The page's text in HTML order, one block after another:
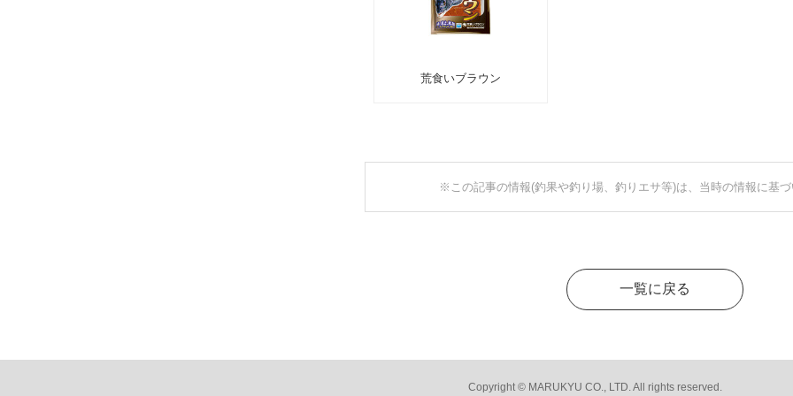
荒食いブラウン
※この記事の情報(釣果や釣り場、釣りエサ等)は、当時の情報に基づ
一覧に戻る
Copyright © MARUKYU CO., LTD. All rights reserved.